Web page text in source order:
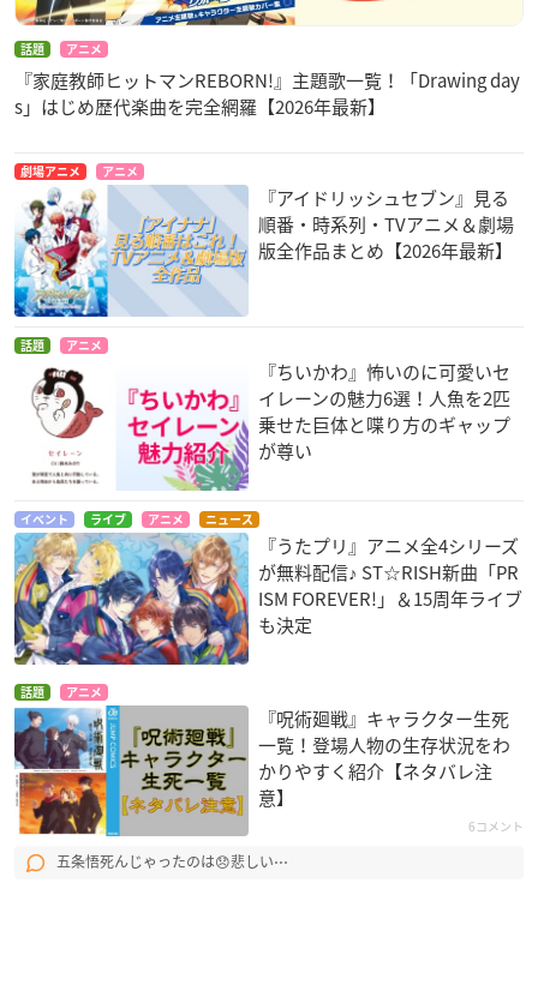
話題 アニメ
『家庭教師ヒットマンREBORN!』主題歌一覧！「Drawing day
s」はじめ歴代楽曲を完全網羅【2026年最新】
劇場アニメ アニメ
『アイドリッシュセブン』見る
順番・時系列・TVアニメ＆劇場
版全作品まとめ【2026年最新】
話題 アニメ
『ちいかわ』怖いのに可愛いセ
イレーンの魅力6選！人魚を2匹
乗せた巨体と喋り方のギャップ
が尊い
イベント ライブ アニメ ニュース
『うたプリ』アニメ全4シリーズ
が無料配信♪ ST☆RISH新曲「PR
ISM FOREVER!」＆15周年ライブ
も決定
話題 アニメ
『呪術廻戦』キャラクター生死
一覧！登場人物の生存状況をわ
かりやすく紹介【ネタバレ注
意】
6コメント
五条悟死んじゃったのは😞悲しい⋯